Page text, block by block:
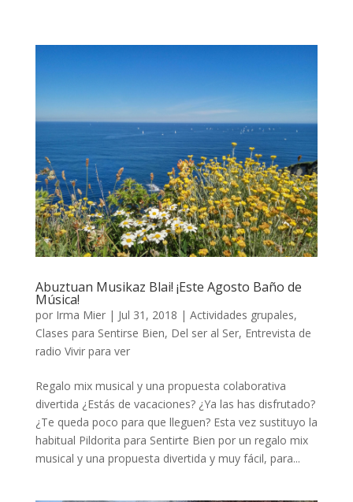
Abuztuan Musikaz Blai! ¡Este Agosto Baño de
Música!
por Irma Mier| Jul 31, 2018 | Actividades grupales,
Clases para Sentirse Bien, Del ser al Ser, Entrevista de
radio Vivir para ver
Regalo mix musical y una propuesta colaborativa
divertida ¿Estás de vacaciones? ¿Ya las has disfrutado?
¿Te queda poco para que lleguen? Esta vez sustituyo la
habitual Pildorita para Sentirte Bien por un regalo mix
musical y una propuesta divertida y muy fácil, para...